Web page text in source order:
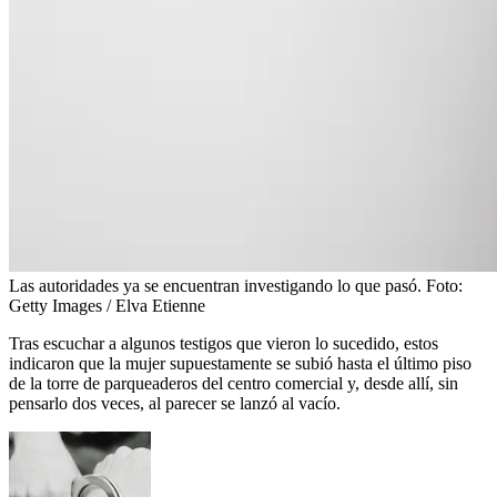
Las autoridades ya se encuentran investigando lo que pasó. Foto:
Getty Images / Elva Etienne
Tras escuchar a algunos testigos que vieron lo sucedido, estos
indicaron que la mujer supuestamente se subió hasta el último piso
de la torre de parqueaderos del centro comercial y, desde allí, sin
pensarlo dos veces, al parecer se lanzó al vacío.